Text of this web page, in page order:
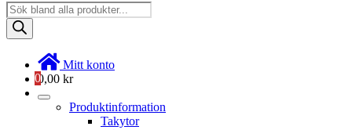
Products
search
Mitt konto
00,00 kr
Produktinformation
Takytor